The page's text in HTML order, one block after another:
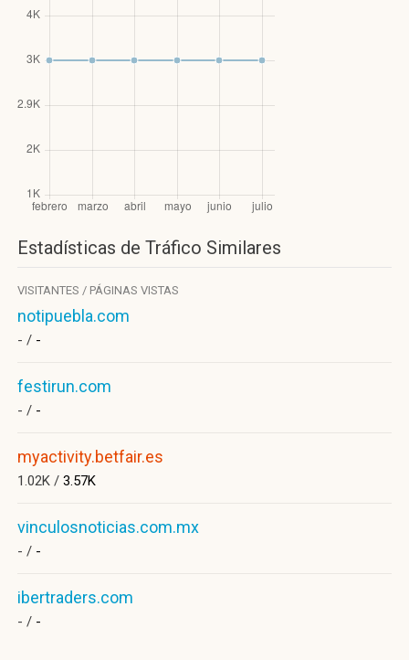
Estadísticas de Tráfico Similares
VISITANTES / PÁGINAS VISTAS
notipuebla.com
- / -
festirun.com
- / -
myactivity.betfair.es
1.02K / 3.57K
vinculosnoticias.com.mx
- / -
ibertraders.com
- / -